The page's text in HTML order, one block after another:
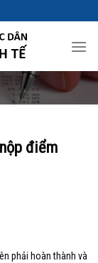
điểm
phải hoàn thành và